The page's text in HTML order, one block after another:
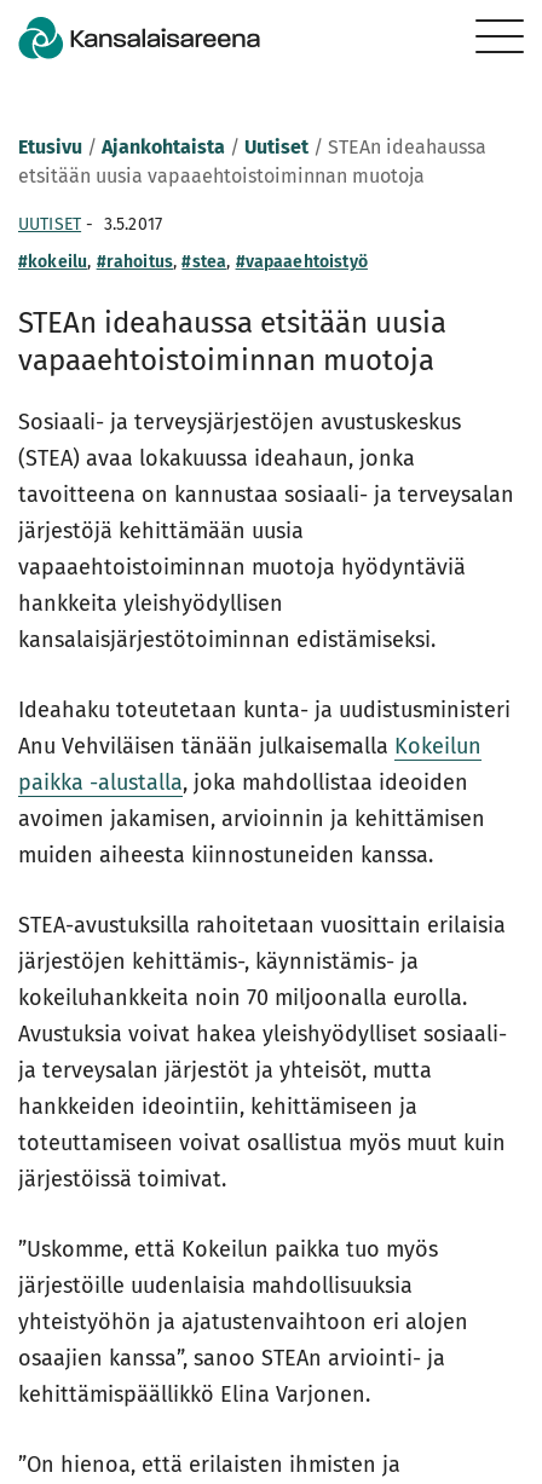
Etusivu / Ajankohtaista / Uutiset / STEAn ideahaussa
etsitään uusia vapaaehtoistoiminnan muotoja
UUTISET - 3.5.2017
#kokeilu, #rahoitus,#stea, #vapaaehtoistyö
STEAn ideahaussa etsitään uusia
vapaaehtoistoiminnan muotoja
Sosiaali- ja terveysjärjestöjen avustuskeskus
(STEA) avaa lokakuussa ideahaun, jonka
tavoitteena on kannustaa sosiaali- ja terveysalan
järjestöjä kehittämään uusia
vapaaehtoistoiminnan muotoja hyödyntäviä
hankkeita yleishyödyllisen
kansalaisjärjestötoiminnan edistämiseksi.
Ideahaku toteutetaan kunta- ja uudistusministeri
Anu Vehviläisen tänään julkaisemalla Kokeilun
paikka -alustalla, joka mahdollistaa ideoiden
avoimen jakamisen, arvioinnin ja kehittämisen
muiden aiheesta kiinnostuneiden kanssa.
STEA-avustuksilla rahoitetaan vuosittain erilaisia
järjestöjen kehittämis-, käynnistämis- ja
kokeiluhankkeita noin 70 miljoonalla eurolla.
Avustuksia voivat hakea yleishyödylliset sosiaali-
ja terveysalan järjestöt ja yhteisöt, mutta
hankkeiden ideointiin, kehittämiseen ja
toteuttamiseen voivat osallistua myös muut kuin
järjestöissä toimivat.
”Uskomme, että Kokeilun paikka tuo myös
järjestöille uudenlaisia mahdollisuuksia
yhteistyöhön ja ajatustenvaihtoon eri alojen
osaajien kanssa”, sanoo STEAn arviointi- ja
kehittämispäällikkö Elina Varjonen.
”On hienoa, että erilaisten ihmisten ja